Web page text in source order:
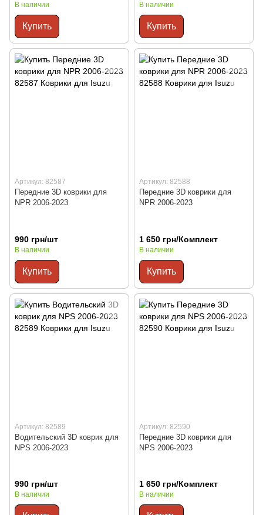
В наличии
Купить
В наличии
Купить
Артикул: 82587
Передние 3D коврики для
NPR 2006-2023
990 грн/шт
В наличии
Купить
Артикул: 82588
Передние 3D коврики для
NPR 2006-2023
1 650 грн/Комплект
В наличии
Купить
Артикул: 82589
Водительский 3D коврик для
NPS 2006-2023
990 грн/шт
В наличии
Артикул: 82590
Передние 3D коврики для
NPS 2006-2023
1 650 грн/Комплект
В наличии